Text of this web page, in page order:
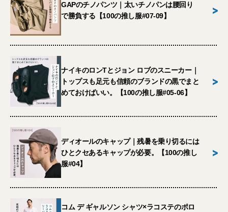
GAPのチノパンツ｜太いチノパンは腰回り
で勝負する【100の推し服#07-09】
>
ナイキのロンTとジョン ロブのスニーカー｜
トップスも足元も信頼のブランドの黒でまと
めておけばいい。【100の推し服#05-06】
>
ディオールのキャップ｜残暑を乗り切るには
ひとクセあるキャップが必要。【100の推し
服#04】
>
コム デ ギャルソン シャツ×ラコステのポロ